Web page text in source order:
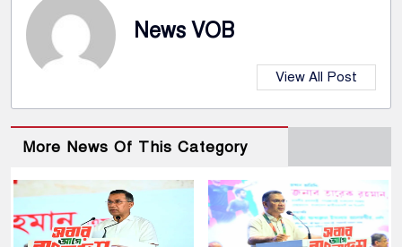
News VOB
View All Post
More News Of This Category